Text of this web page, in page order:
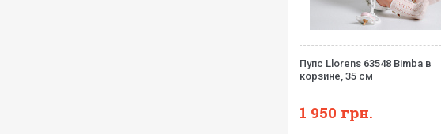
Пупс Llorens 63548 Bimba в
корзине, 35 см
1 950 грн.